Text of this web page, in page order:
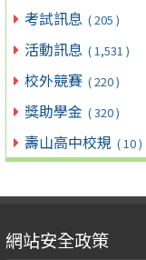
考試訊息 ( 205 )
活動訊息 ( 1,531 )
校外競賽 ( 220 )
獎助學金 ( 320 )
壽山高中校規 ( 10 )
網站安全政策